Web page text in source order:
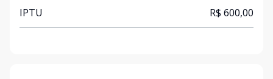
IPTU R$ 600,00